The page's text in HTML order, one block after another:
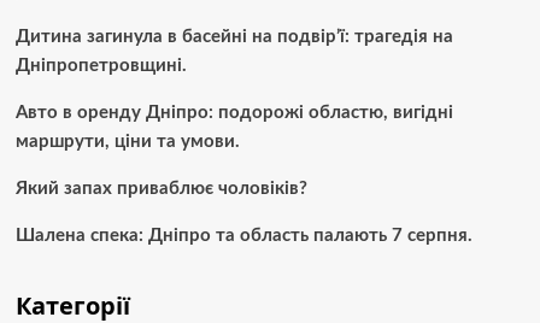
Дитина загинула в басейні на подвір’ї: трагедія на
Дніпропетровщині.
Авто в оренду Дніпро: подорожі областю, вигідні
маршрути, ціни та умови.
Який запах приваблює чоловіків?
Шалена спека: Дніпро та область палають 7 серпня.
Категорії